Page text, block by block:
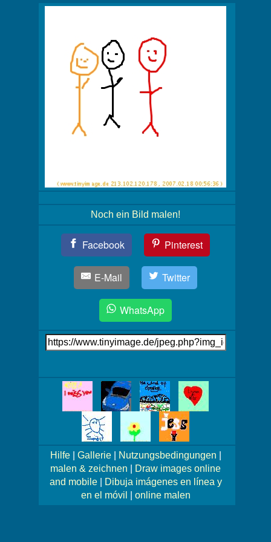
Noch ein Bild malen!
Facebook Pinterest
E-Mail Twitter
WhatsApp
Link
auf's
Mehr
Hilfe| Gallerie| Nutzungsbedingungen
malen & zeichnen
Draw images online
and mobile|
Dibuja imágenes en línea y
en el móvil
online malen